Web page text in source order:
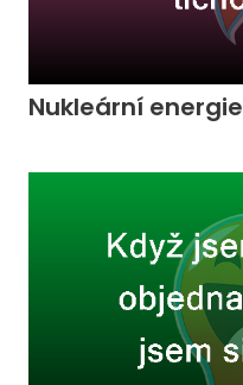
Nukleární energie